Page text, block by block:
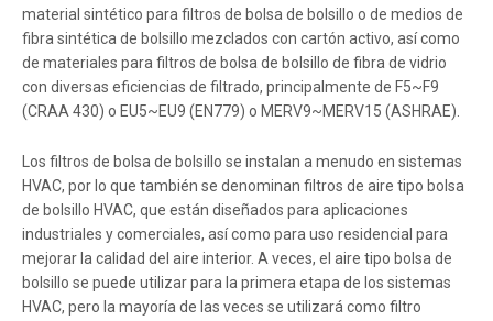
material sintético para filtros de bolsa de bolsillo o de medios de
fibra sintética de bolsillo mezclados con cartón activo, así como
de materiales para filtros de bolsa de bolsillo de fibra de vidrio
con diversas eficiencias de filtrado, principalmente de F5~F9
(CRAA 430) o EU5~EU9 (EN779) o MERV9~MERV15 (ASHRAE).
Los filtros de bolsa de bolsillo se instalan a menudo en sistemas
HVAC, por lo que también se denominan filtros de aire tipo bolsa
de bolsillo HVAC, que están diseñados para aplicaciones
industriales y comerciales, así como para uso residencial para
mejorar la calidad del aire interior. A veces, el aire tipo bolsa de
bolsillo se puede utilizar para la primera etapa de los sistemas
HVAC, pero la mayoría de las veces se utilizará como filtro